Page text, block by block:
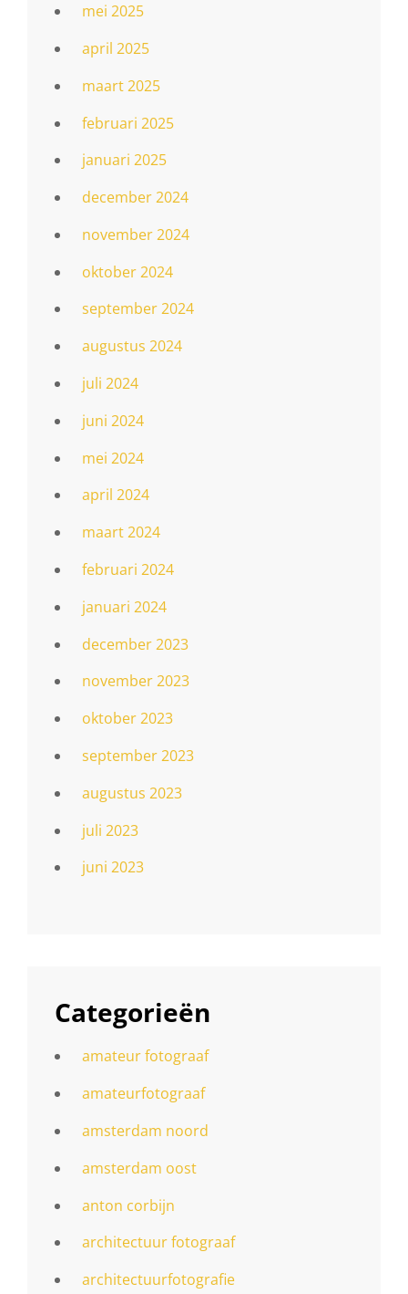
mei 2025
april 2025
maart 2025
februari 2025
januari 2025
december 2024
november 2024
oktober 2024
september 2024
augustus 2024
juli 2024
juni 2024
mei 2024
april 2024
maart 2024
februari 2024
januari 2024
december 2023
november 2023
oktober 2023
september 2023
augustus 2023
juli 2023
juni 2023
Categorieën
amateur fotograaf
amateurfotograaf
amsterdam noord
amsterdam oost
anton corbijn
architectuur fotograaf
architectuurfotografie